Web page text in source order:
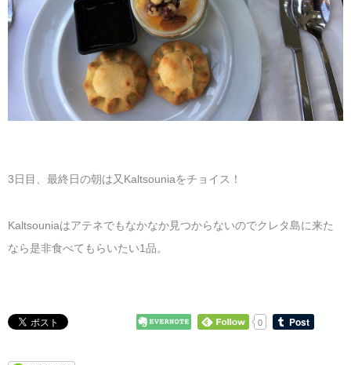
3日目、最終日の朝は又Kaltsouniaをチョイス！
Kaltsouniaはアテネでもなかなか見つからないのでクレタ島に来た
なら是非食べてもらいたい1品。
0